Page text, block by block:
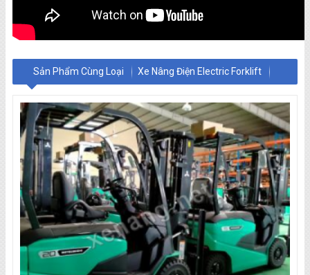
Sản Phẩm Cùng Loại Xe Nâng Điện Electric Forklift
Xe Nâng Điện Thấp - Stacker
Điện Đứng Lái Reach Truck
Xe Nâng Điện Cao - Stacker